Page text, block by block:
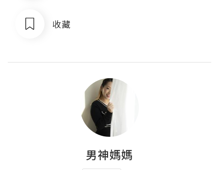
收藏
男神媽媽